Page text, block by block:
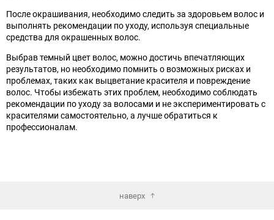
После окрашивания, необходимо следить за здоровьем волос и
выполнять рекомендации по уходу, используя специальные
средства для окрашенных волос.
Выбрав темный цвет волос, можно достичь впечатляющих
результатов, но необходимо помнить о возможных рисках и
проблемах, таких как выцветание красителя и повреждение
волос. Чтобы избежать этих проблем, необходимо соблюдать
рекомендации по уходу за волосами и не экспериментировать с
красителями самостоятельно, а лучше обратиться к
профессионалам.
наверх